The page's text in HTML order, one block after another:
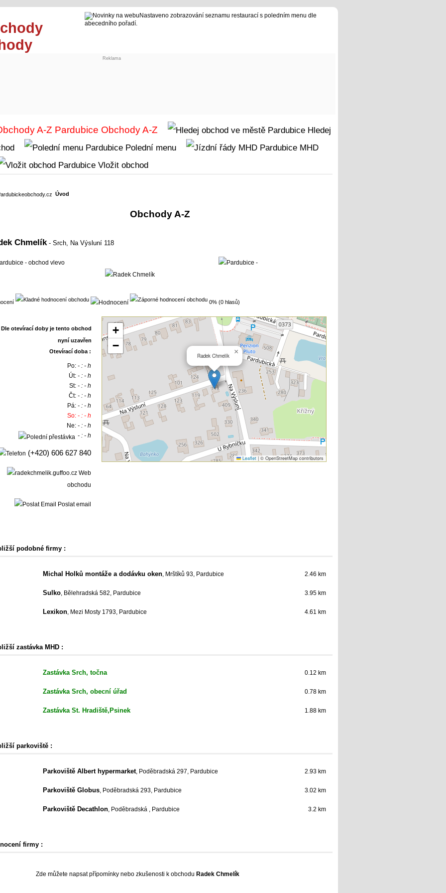
Nastaveno zobrazování seznamu restaurací s poledním menu dle
abecedního pořadí.
Reklama
Obchody A-Z
Hledej
Polední menu
MHD
Vložit obchod
Úvod
Obchody A-Z
Chmelík- Srch, Na Výsluní 118
0% (0 hlasů)
Otevírací doba :
Po: - : - h
Út: - : - h
St: - : - h
Čt: - : - h
Pá: - : - h
So: - : - h
Ne: - : - h
- : - h
(+420) 606 627 840
Web
obchodu
Poslat email
Radek Chmelík ×
+
−
Leaflet | © OpenStreetMap contributors
podobné firmy :
Michal Holků montáže a dodávku oken, Mrštíků 93, Pardubice 2.46 km
Sulko, Bělehradská 582, Pardubice 3.95 km
Lexikon, Mezi Mosty 1793, Pardubice 4.61 km
zastávka MHD :
Zastávka Srch, točna 0.12 km
Zastávka Srch, obecní úřad 0.78 km
Zastávka St. Hradiště,Psinek 1.88 km
parkoviště :
Parkoviště Albert hypermarket, Poděbradská 297, Pardubice 2.93 km
Parkoviště Globus, Poděbradská 293, Pardubice 3.02 km
Parkoviště Decathlon, Poděbradská , Pardubice 3.2 km
firmy :
Zde můžete napsat přípomínky nebo zkušenosti k obchodu Radek Chmelík